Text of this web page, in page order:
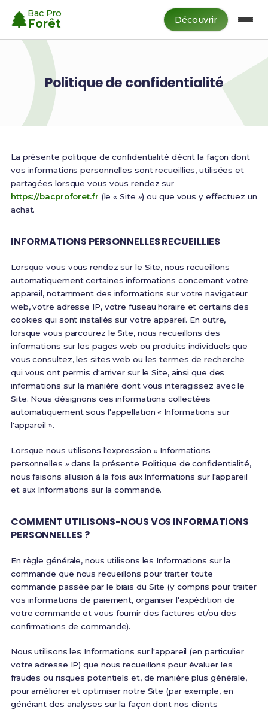
Bac Pro
Forêt Découvrir
Politique de confidentialité
La présente politique de confidentialité décrit la façon dont
vos informations personnelles sont recueillies, utilisées et
partagées lorsque vous vous rendez sur
https://bacproforet.fr (le « Site ») ou que vous y effectuez un
achat.
INFORMATIONS PERSONNELLES RECUEILLIES
Lorsque vous vous rendez sur le Site, nous recueillons
automatiquement certaines informations concernant votre
appareil, notamment des informations sur votre navigateur
web, votre adresse IP, votre fuseau horaire et certains des
cookies qui sont installés sur votre appareil. En outre,
lorsque vous parcourez le Site, nous recueillons des
informations sur les pages web ou produits individuels que
vous consultez, les sites web ou les termes de recherche
qui vous ont permis d'arriver sur le Site, ainsi que des
informations sur la manière dont vous interagissez avec le
Site. Nous désignons ces informations collectées
automatiquement sous l'appellation « Informations sur
l'appareil ».
Lorsque nous utilisons l'expression « Informations
personnelles » dans la présente Politique de confidentialité,
nous faisons allusion à la fois aux Informations sur l'appareil
et aux Informations sur la commande.
COMMENT UTILISONS-NOUS VOS INFORMATIONS
PERSONNELLES ?
En règle générale, nous utilisons les Informations sur la
commande que nous recueillons pour traiter toute
commande passée par le biais du Site (y compris pour traiter
vos informations de paiement, organiser l'expédition de
votre commande et vous fournir des factures et/ou des
confirmations de commande).
Nous utilisons les Informations sur l'appareil (en particulier
votre adresse IP) que nous recueillons pour évaluer les
fraudes ou risques potentiels et, de manière plus générale,
pour améliorer et optimiser notre Site (par exemple, en
générant des analyses sur la façon dont nos clients